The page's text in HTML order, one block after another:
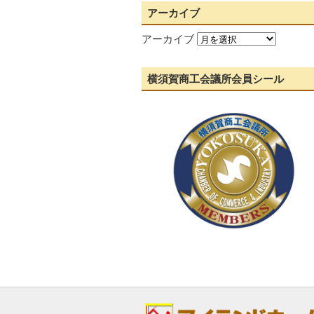
アーカイブ
アーカイブ
横須賀商工会議所会員シール